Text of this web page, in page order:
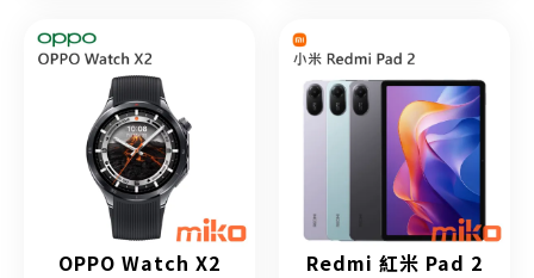
OPPO Watch X2 Redmi 紅米 Pad 2